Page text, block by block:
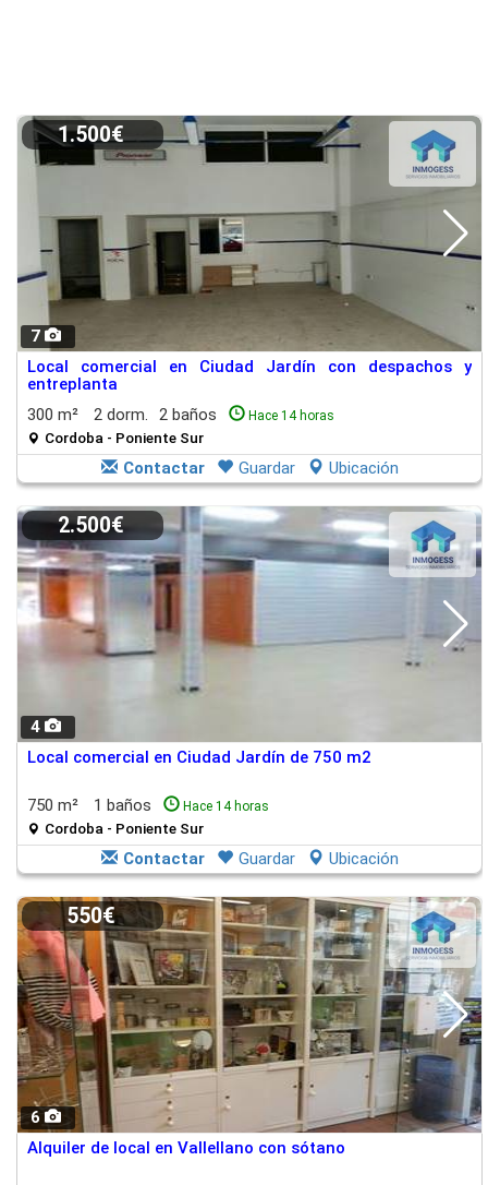
7
1.500€
Local comercial en Ciudad Jardín con despachos y
entreplanta
300 m²
2 dorm. 2 baños Hace 14 horas
Cordoba - Poniente Sur
Contactar Guardar Ubicación
4
2.500€
Local comercial en Ciudad Jardín de 750 m2
750 m² 1 baños Hace 14 horas
Cordoba - Poniente Sur
Contactar Guardar Ubicación
6
550€
Alquiler de local en Vallellano con sótano